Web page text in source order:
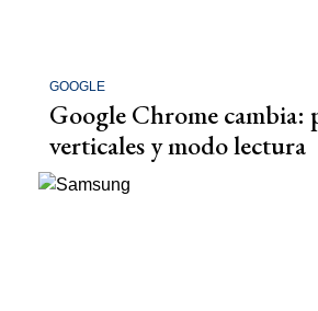
GOOGLE
Google Chrome cambia:
verticales y modo lectura